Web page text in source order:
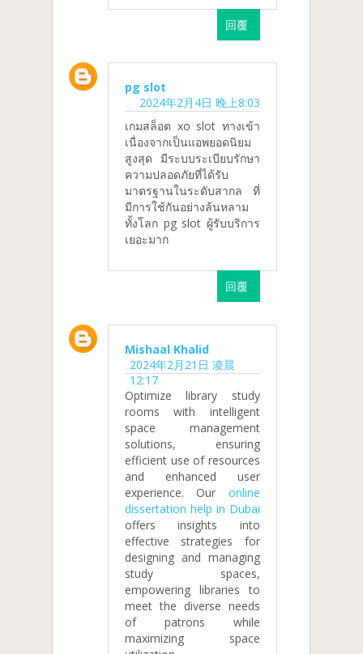
回覆
pg slot
2024年2月4日 晚上8:03
เกมสล็อต xo slot ทางเข้า
เนื่องจากเป็นแอพยอดนิยม
สูงสุด มีระบบระเบียบรักษา
ความปลอดภัยที่ได้รับ
มาตรฐานในระดับสากล ที่
มีการใช้กันอย่างล้นหลาม
ทั้งโลก pg slot ผู้รับบริการ
เยอะมาก
回覆
Mishaal Khalid
2024年2月21日 凌晨
12:17
Optimize library study
rooms with intelligent
space management
solutions, ensuring
efficient use of resources
and enhanced user
experience. Our online
dissertation help in Dubai
offers insights into
effective strategies for
designing and managing
study spaces,
empowering libraries to
meet the diverse needs
of patrons while
maximizing space